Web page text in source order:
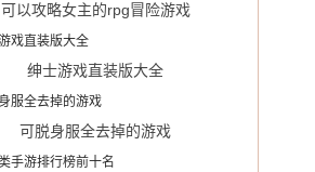
可以攻略女主的rpg冒险游戏
绅士游戏直装版大全
可脱身服全去掉的游戏